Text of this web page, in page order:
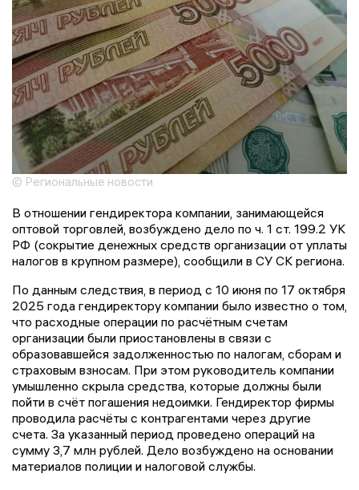
© Региональные новости
В отношении гендиректора компании, занимающейся
оптовой торговлей, возбуждено дело по ч. 1 ст. 199.2 УК
РФ (сокрытие денежных средств организации от уплаты
налогов в крупном размере), сообщили в СУ СК региона.
По данным следствия, в период с 10 июня по 17 октября
2025 года гендиректору компании было известно о том,
что расходные операции по расчётным счетам
организации были приостановлены в связи с
образовавшейся задолженностью по налогам, сборам и
страховым взносам. При этом руководитель компании
умышленно скрыла средства, которые должны были
пойти в счёт погашения недоимки. Гендиректор фирмы
проводила расчёты с контрагентами через другие
счета. За указанный период проведено операций на
сумму 3,7 млн рублей. Дело возбуждено на основании
материалов полиции и налоговой службы.